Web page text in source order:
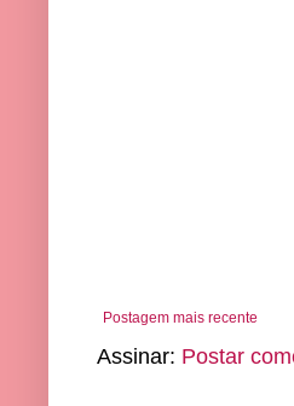
Postagem mais recente
Assinar: Postar